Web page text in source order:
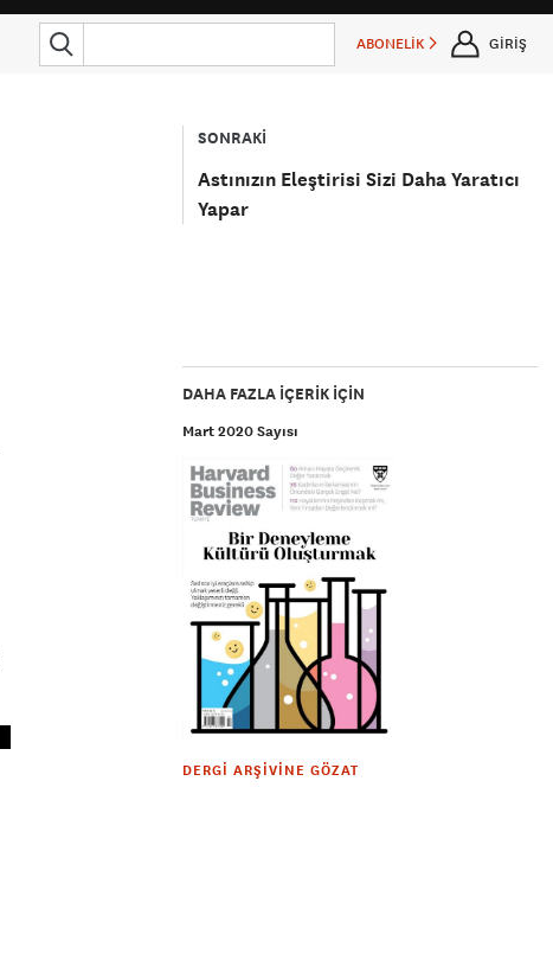
ABONELİK GİRİŞ
SONRAKİ
Astınızın Eleştirisi Sizi Daha Yaratıcı
Yapar
DAHA FAZLA IÇERIK IÇIN
Mart 2020 Sayısı
DERGI ARŞIVINE GÖZAT